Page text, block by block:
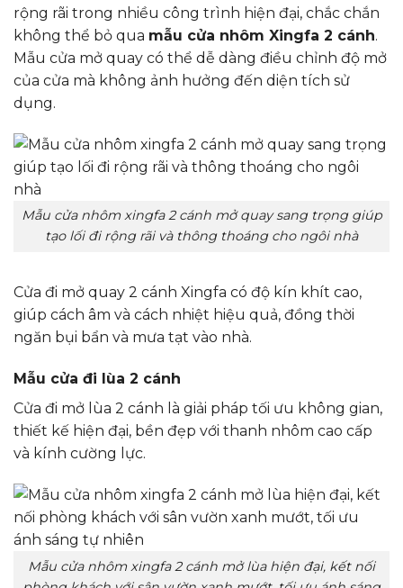
rộng rãi trong nhiều công trình hiện đại, chắc chắn
không thể bỏ qua mẫu cửa nhôm Xingfa 2 cánh.
Mẫu cửa mở quay có thể dễ dàng điều chỉnh độ mở
của cửa mà không ảnh hưởng đến diện tích sử
dụng.
Mẫu cửa nhôm xingfa 2 cánh mở quay sang trọng giúp
tạo lối đi rộng rãi và thông thoáng cho ngôi nhà
Cửa đi mở quay 2 cánh Xingfa có độ kín khít cao,
giúp cách âm và cách nhiệt hiệu quả, đồng thời
ngăn bụi bẩn và mưa tạt vào nhà.
Mẫu cửa đi lùa 2 cánh
Cửa đi mở lùa 2 cánh là giải pháp tối ưu không gian,
thiết kế hiện đại, bền đẹp với thanh nhôm cao cấp
và kính cường lực.
Mẫu cửa nhôm xingfa 2 cánh mở lùa hiện đại, kết nối